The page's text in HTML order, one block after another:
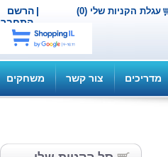
הרשם |
התחבר
עגלת הקניות שלי (0)
מדריכים צור קשר משחקים